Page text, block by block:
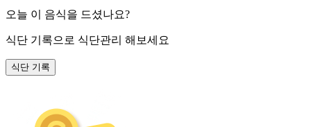
오늘 이 음식을 드셨나요?
식단 기록으로 식단관리 해보세요
식단 기록